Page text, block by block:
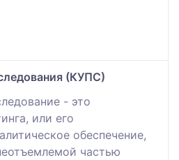
(КУПС)
- это
или его
обеспечение,
частью